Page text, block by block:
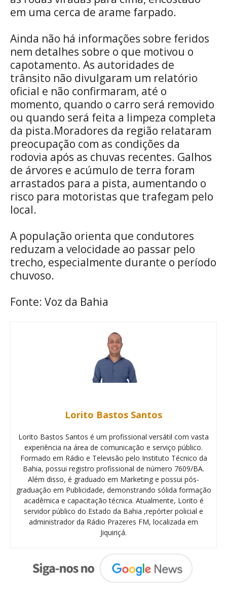
em uma cerca de arame farpado.
Ainda não há informações sobre feridos
nem detalhes sobre o que motivou o
capotamento. As autoridades de
trânsito não divulgaram um relatório
oficial e não confirmaram, até o
momento, quando o carro será removido
ou quando será feita a limpeza completa
da pista.Moradores da região relataram
preocupação com as condições da
rodovia após as chuvas recentes. Galhos
de árvores e acúmulo de terra foram
arrastados para a pista, aumentando o
risco para motoristas que trafegam pelo
local.
A população orienta que condutores
reduzam a velocidade ao passar pelo
trecho, especialmente durante o período
chuvoso.
Fonte: Voz da Bahia
Lorito Bastos Santos
Lorito Bastos Santos é um profissional versátil com vasta
experiência na área de comunicação e serviço público.
Formado em Rádio e Televisão pelo Instituto Técnico da
Bahia, possui registro profissional de número 7609/BA.
Além disso, é graduado em Marketing e possui pós-
graduação em Publicidade, demonstrando sólida formação
acadêmica e capacitação técnica. Atualmente, Lorito é
servidor público do Estado da Bahia ,repórter policial e
administrador da Rádio Prazeres FM, localizada em
Jiquiriçá.